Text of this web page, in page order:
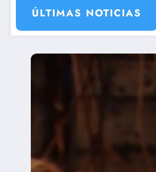
ÚLTIMAS NOTICIAS
su venganza
DE LIBERTAD’ (del 10 al